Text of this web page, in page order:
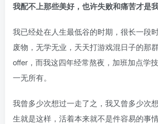
我配不上那些美好，也许失败和痛苦才是
我已经处在人生最低谷的时期，很长一段
废物，无学无业，天天打游戏混日子的那
offer，而我这四年经常熬夜，加班加点学
一无所有。
我曾多少次想过一走了之，我又曾多少次
生就是这样，活着本来就不是件容易的事